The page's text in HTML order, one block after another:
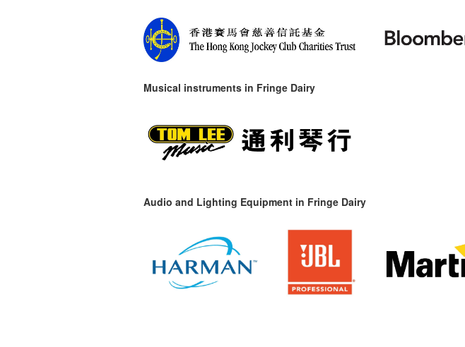
Musical instruments in Fringe Dairy
Audio and Lighting Equipment in Fringe Dairy